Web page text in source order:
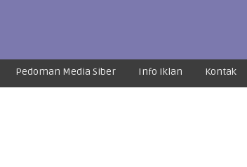
Pedoman Media Siber Info Iklan Kontak